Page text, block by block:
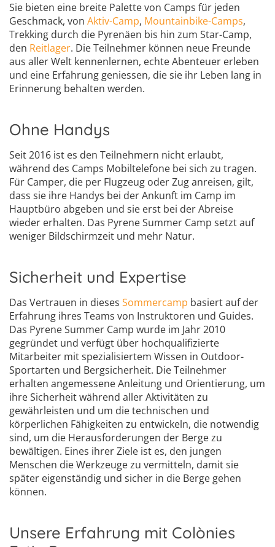
Sie bieten eine breite Palette von Camps für jeden
Geschmack, von Aktiv-Camp, Mountainbike-Camps,
Trekking durch die Pyrenäen bis hin zum Star-Camp,
den Reitlager. Die Teilnehmer können neue Freunde
aus aller Welt kennenlernen, echte Abenteuer erleben
und eine Erfahrung geniessen, die sie ihr Leben lang in
Erinnerung behalten werden.
Ohne Handys
Seit 2016 ist es den Teilnehmern nicht erlaubt,
während des Camps Mobiltelefone bei sich zu tragen.
Für Camper, die per Flugzeug oder Zug anreisen, gilt,
dass sie ihre Handys bei der Ankunft im Camp im
Hauptbüro abgeben und sie erst bei der Abreise
wieder erhalten. Das Pyrene Summer Camp setzt auf
weniger Bildschirmzeit und mehr Natur.
Sicherheit und Expertise
Das Vertrauen in dieses Sommercamp basiert auf der
Erfahrung ihres Teams von Instruktoren und Guides.
Das Pyrene Summer Camp wurde im Jahr 2010
gegründet und verfügt über hochqualifizierte
Mitarbeiter mit spezialisiertem Wissen in Outdoor-
Sportarten und Bergsicherheit. Die Teilnehmer
erhalten angemessene Anleitung und Orientierung, um
ihre Sicherheit während aller Aktivitäten zu
gewährleisten und um die technischen und
körperlichen Fähigkeiten zu entwickeln, die notwendig
sind, um die Herausforderungen der Berge zu
bewältigen. Eines ihrer Ziele ist es, den jungen
Menschen die Werkzeuge zu vermitteln, damit sie
später eigenständig und sicher in die Berge gehen
können.
Unsere Erfahrung mit Colònies